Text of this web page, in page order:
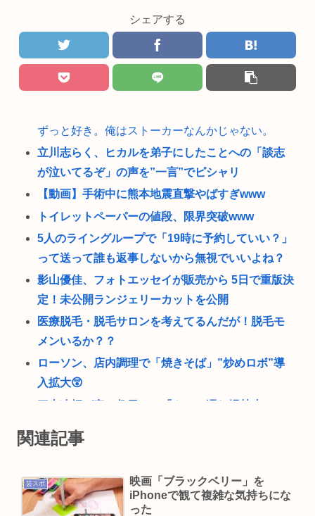
シェアする
ずっと好き。俺はストーカーなんかじゃない。
立川志らく、ヒカルを弟子にしたことへの「談志
が泣いてるぞ」の声を”一言”でピシャリ
【動画】手術中に熊本地震直撃やばすぎwww
トイレットペーパーの値段、限界突破www
5人のライングループで「19時に予約していい？」
って送って誰も返事しないから無視でいいよね？
影山優佳、フォトエッセイが販売から 5日で重版決
定！未公開ランジェリーカットを公開
医療脱毛・脱毛サロンを考えてるんだが！脱毛モ
メンいるか？？
ローソン、店内調理で「焼きそば」”炒めロボ”導
入拡大😲
日密会《直撃後にもホテルへ…》
す。信じて下さい」 ←何でこの主張が通らない
の？
関連記事
芸スポ
映画「ブラックベリー」を
iPhoneで観て複雑な気持ちにな
った